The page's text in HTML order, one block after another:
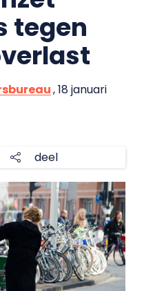
tegen
, 18 januari
deel